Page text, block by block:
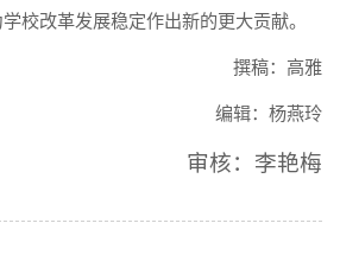
校改革发展稳定作出新的更大贡献。
撰稿：高雅
编辑：杨燕玲
审核：李艳梅